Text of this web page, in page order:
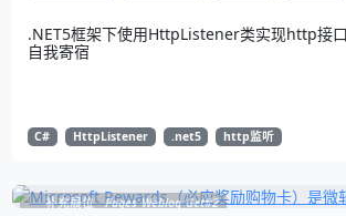
.NET5框架下使用HttpListener类实现http接
自我寄宿
C# HttpListener .net5 http监听
补充展位 Pages_Weblog_Get#2